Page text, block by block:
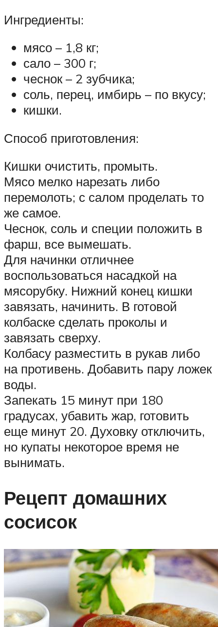
Ингредиенты:
мясо – 1,8 кг;
сало – 300 г;
чеснок – 2 зубчика;
соль, перец, имбирь – по вкусу;
кишки.
Способ приготовления:
Кишки очистить, промыть.
Мясо мелко нарезать либо
перемолоть; с салом проделать то
же самое.
Чеснок, соль и специи положить в
фарш, все вымешать.
Для начинки отличнее
воспользоваться насадкой на
мясорубку. Нижний конец кишки
завязать, начинить. В готовой
колбаске сделать проколы и
завязать сверху.
Колбасу разместить в рукав либо
на противень. Добавить пару ложек
воды.
Запекать 15 минут при 180
градусах, убавить жар, готовить
еще минут 20. Духовку отключить,
но купаты некоторое время не
вынимать.
Рецепт домашних
сосисок